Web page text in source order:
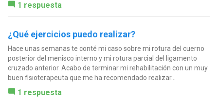
1 respuesta
¿Qué ejercicios puedo realizar?
Hace unas semanas te conté mi caso sobre mi rotura del cuerno
posterior del menisco interno y mi rotura parcial del ligamento
cruzado anterior. Acabo de terminar mi rehabilitación con un muy
buen fisioterapeuta que me ha recomendado realizar...
1 respuesta